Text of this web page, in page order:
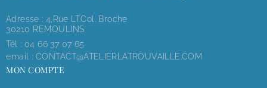
Adresse : 4,rue LT.Col. Broche
30210 REMOULINS
Tél : 04 66 37 07 65
email : CONTACT@ATELIERLATROUVAILLE.COM
MON COMPTE